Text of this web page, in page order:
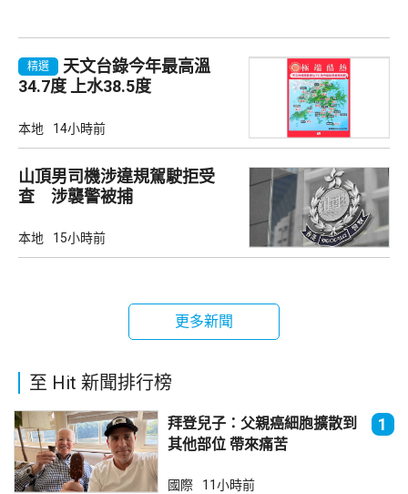
精選
天文台錄今年最高溫
34.7度 上水38.5度
本地 14小時前
山頂男司機涉違規駕駛拒受
查 涉襲警被捕
本地 15小時前
更多新聞
至 Hit 新聞排行榜
拜登兒子：父親癌細胞擴散到
其他部位 帶來痛苦
1
國際 11小時前